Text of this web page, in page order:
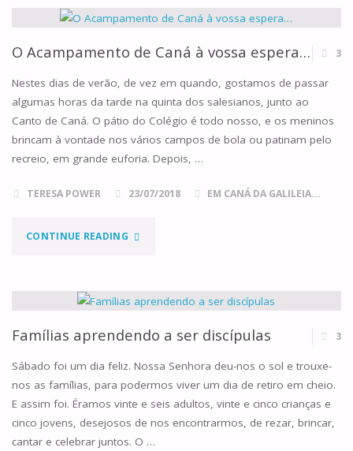
RETIRO
FOI
ASSIM…"
O Acampamento de Caná à vossa espera… 3
Nestes dias de verão, de vez em quando, gostamos de passar
algumas horas da tarde na quinta dos salesianos, junto ao
Canto de Caná. O pátio do Colégio é todo nosso, e os meninos
brincam à vontade nos vários campos de bola ou patinam pelo
recreio, em grande euforia. Depois, …
TERESA POWER 23/07/2018 EM CANÁ DA GALILEIA...
CONTINUE READING"O
DE
CANÁ
À
VOSSA
ESPERA…"
Famílias aprendendo a ser discípulas 3
Sábado foi um dia feliz. Nossa Senhora deu-nos o sol e trouxe-
nos as famílias, para podermos viver um dia de retiro em cheio.
E assim foi. Éramos vinte e seis adultos, vinte e cinco crianças e
cinco jovens, desejosos de nos encontrarmos, de rezar, brincar,
cantar e celebrar juntos. O …